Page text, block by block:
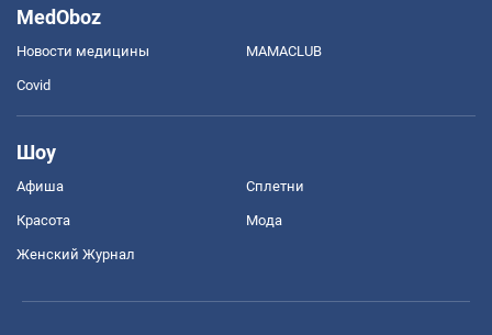
MedOboz
Новости медицины MAMACLUB
Covid
Шоу
Афиша Сплетни
Красота Мода
Женский Журнал